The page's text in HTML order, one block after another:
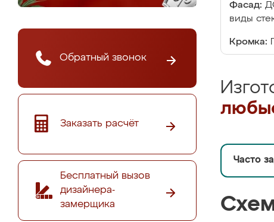
Обратный звонок
Заказать расчёт
Бесплатный вызов
дизайнера-
замерщика
Фасад:
виды
Кромка:
Часто